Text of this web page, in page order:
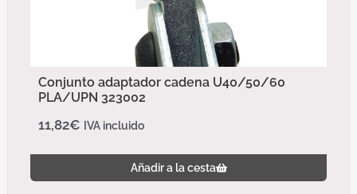
Conjunto adaptador cadena U40/50/60
PLA/UPN 323002
11,82€ IVA incluido
Añadir a la cesta